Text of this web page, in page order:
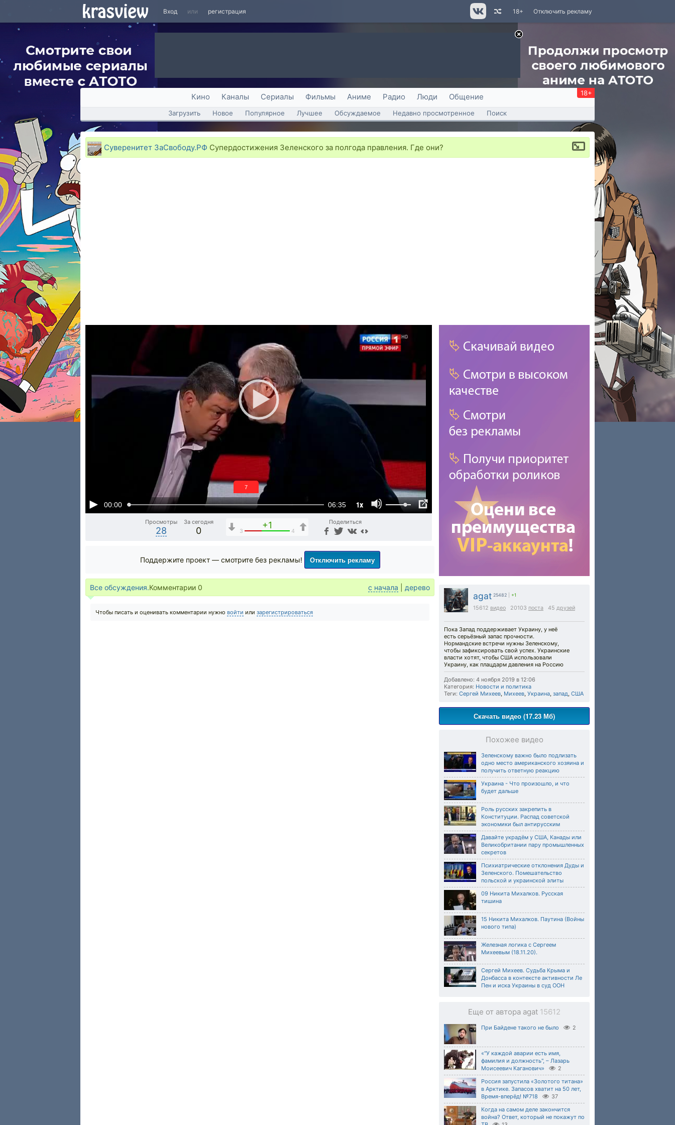
Вход или регистрация Отключить рекламу
18+
Кино Каналы Сериалы Фильмы Аниме Радио Люди Общение 18+
Загрузить Новое Популярное Лучшее Обсуждаемое Недавно просмотренное Поиск
Суверенитет ЗаСвободу.РФ Супердостижения Зеленского за полгода правления. Где они?
00:00 06:35 1x
6
Просмотры
28
За сегодня
0
+1
3 4
Поделиться
agat 25482 +1
15612 видео 20103 поста 45 друзей
Пока Запад поддерживает Украину, у неё
есть серьёзный запас прочности.
Нормандские встречи нужны Зеленскому,
чтобы зафиксировать свой успех. Украинские
власти хотят, чтобы США использовали
Украину, как плацдарм давления на Россию
Добавлено: 4 ноября 2019 в 12:06
Категория: Новости и политика
Теги: Сергей Михеев, Михеев, Украина, запад, США
Скачать видео (17.23 Мб)
Похожее видео
Зеленскому важно было подлизать
одно место американского хозяина и
получить ответную реакцию
Украина - Что произошло, и что
будет дальше
Роль русских закрепить в
Конституции. Распад советской
экономики был антирусским
Давайте украдём у США, Канады или
Великобритании пару промышленных
секретов
Психиатрические отклонения Дуды и
Зеленского. Помешательство
польской и украинской элиты
09 Никита Михалков. Русская
тишина
15 Никита Михалков. Паутина (Войны
нового типа)
Железная логика с Сергеем
Михеевым (18.11.20).
Сергей Михеев. Судьба Крыма и
Донбасса в контексте активности Ле
Пен и иска Украины в суд ООН
Еще от автора agat 15612
При Байдене такого не было 2
«"У каждой аварии есть имя,
фамилия и должность", – Лазарь
Моисеевич Каганович»
2
Россия запустила «Золотого титана»
в Арктике. Запасов хватит на 50 лет,
Время-вперёд! №718
37
Когда на самом деле закончится
война? Ответ, который не покажут по
Поддержите проект — смотрите без рекламы! Отключить рекламу
Все обсуждения.Комментарии 0 с начала дерево
Чтобы писать и оценивать комментарии нужно войти или зарегистрироваться